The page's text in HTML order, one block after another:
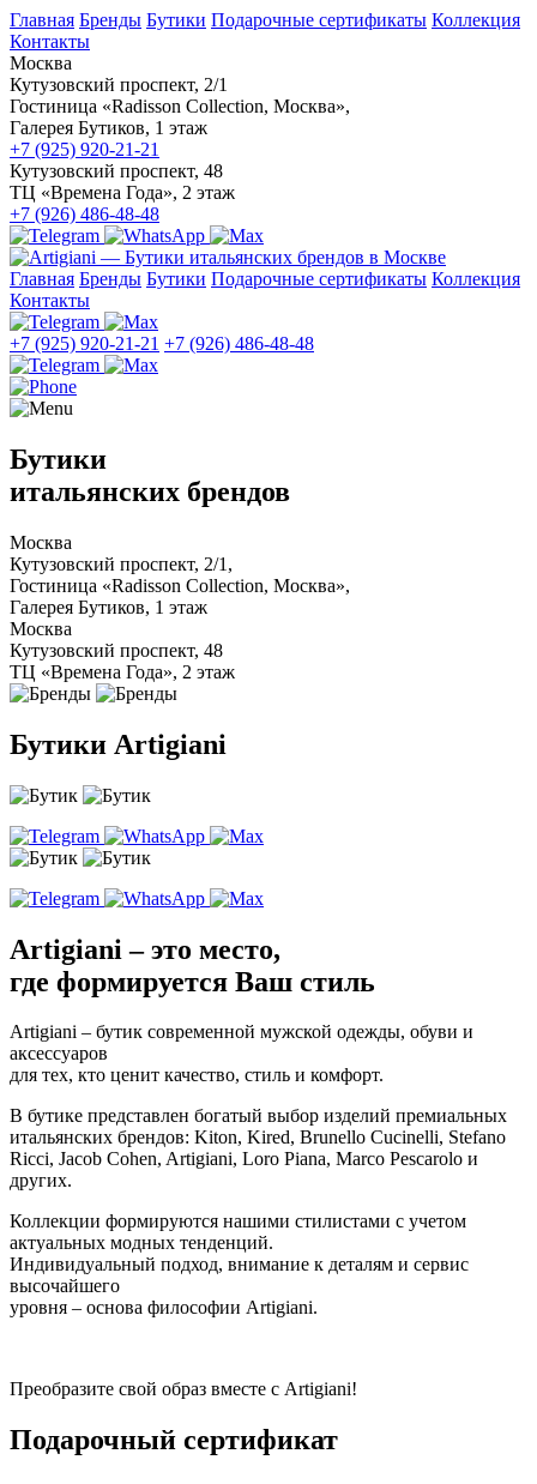
Главная Бренды Бутики Подарочные сертификаты Коллекция
Контакты
Москва
Кутузовский проспект, 2/1
Гостиница «Radisson Collection, Москва»,
Галерея Бутиков, 1 этаж
+7 (925) 920-21-21
Кутузовский проспект, 48
ТЦ «Времена Года», 2 этаж
+7 (926) 486-48-48
Главная Бренды Бутики Подарочные сертификаты Коллекция
Контакты
+7 (925) 920-21-21 +7 (926) 486-48-48
Бутики
итальянских брендов
Москва
Кутузовский проспект, 2/1,
Гостиница «Radisson Collection, Москва»,
Галерея Бутиков, 1 этаж
Москва
Кутузовский проспект, 48
ТЦ «Времена Года», 2 этаж
Бутики Artigiani
Artigiani – это место,
где формируется Ваш стиль
Artigiani – бутик современной мужской одежды, обуви и
аксессуаров
для тех, кто ценит качество, стиль и комфорт.
В бутике представлен богатый выбор изделий премиальных
итальянских брендов: Kiton, Kired, Brunello Cucinelli, Stefano
Ricci, Jacob Cohen, Artigiani, Loro Piana, Marco Pescarolo и
других.
Коллекции формируются нашими стилистами с учетом
актуальных модных тенденций.
Индивидуальный подход, внимание к деталям и сервис
высочайшего
уровня – основа философии Artigiani.
Преобразите свой образ вместе с Artigiani!
Подарочный сертификат